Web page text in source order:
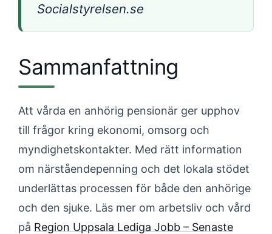
Socialstyrelsen.se
Sammanfattning
Att vårda en anhörig pensionär ger upphov
till frågor kring ekonomi, omsorg och
myndighetskontakter. Med rätt information
om närståendepenning och det lokala stödet
underlättas processen för både den anhörige
och den sjuke. Läs mer om arbetsliv och vård
på Region Uppsala Lediga Jobb – Senaste